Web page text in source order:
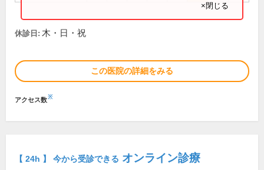
×閉じる
休診日: 木・日・祝
この医院の詳細をみる
アクセス数※
【 24h 】 今から受診できる オンライン診療